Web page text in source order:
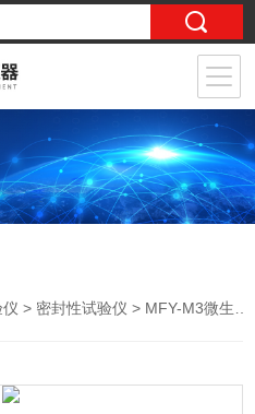
> 密封性试验仪 > MFY-M3微生物侵入密封试验仪